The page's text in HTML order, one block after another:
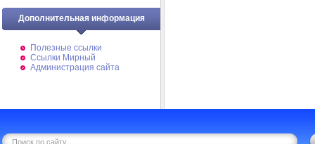
Дополнительная информация
Полезные ссылки
Ссылки Мирный
Администрация сайта